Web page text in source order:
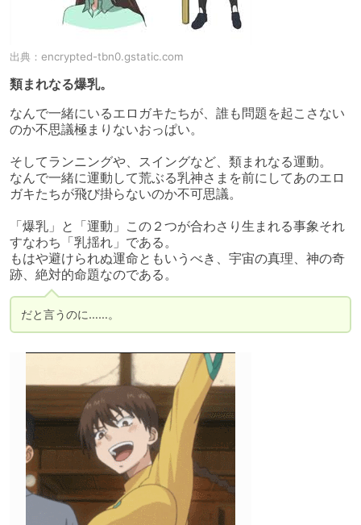
出典： encrypted-tbn0.gstatic.com
類まれなる爆乳。
なんで一緒にいるエロガキたちが、誰も問題を起こさない
のか不思議極まりないおっぱい。
そしてランニングや、スイングなど、類まれなる運動。
なんで一緒に運動して荒ぶる乳神さまを前にしてあのエロ
ガキたちが飛び掛らないのか不可思議。
「爆乳」と「運動」この２つが合わさり生まれる事象それ
すなわち「乳揺れ」である。
もはや避けられぬ運命ともいうべき、宇宙の真理、神の奇
跡、絶対的命題なのである。
だと言うのに……。